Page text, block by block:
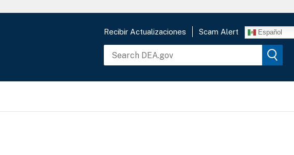
Recibir Actualizaciones Scam Alert Español